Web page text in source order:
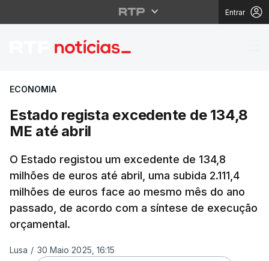
Entrar
Estado regista
ECONOMIA
Estado regista excedente de 134,8
ME até abril
O Estado registou um excedente de 134,8
milhões de euros até abril, uma subida 2.111,4
milhões de euros face ao mesmo mês do ano
passado, de acordo com a síntese de execução
orçamental.
Lusa / 30 Maio 2025, 16:15